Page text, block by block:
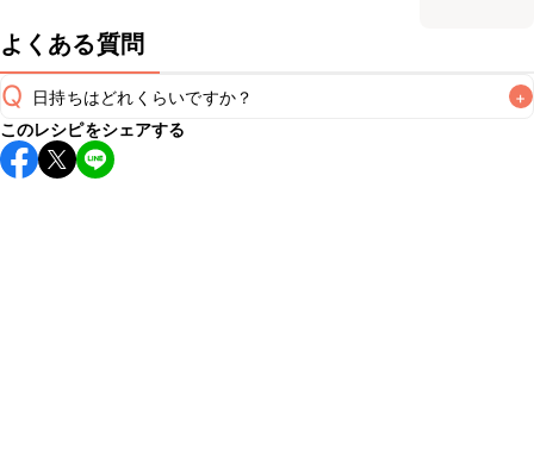
よくある質問
Q 日持ちはどれくらいですか？ +
保存期間は冷蔵で当日中が目安です。なるべくお早めにお召
し上がりください。
このレシピをシェアする